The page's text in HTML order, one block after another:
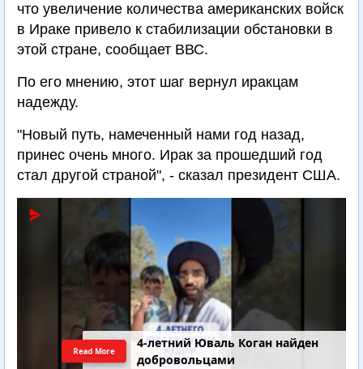
что увеличение количества американских войск
в Ираке привело к стабилизации обстановки в
этой стране, сообщает ВВС.
По его мнению, этот шаг вернул иракцам
надежду.
"Новый путь, намеченный нами год назад,
принес очень много. Ирак за прошедший год
стал другой страной", - сказал президент США.
4-летний Юваль Коган найден
добровольцами
Read More